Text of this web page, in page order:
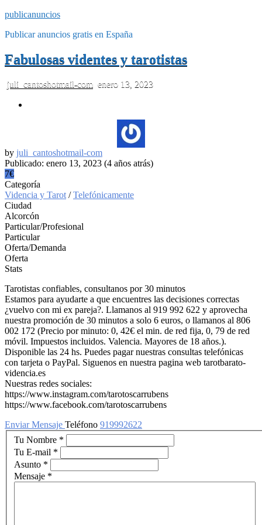
publicanuncios
Publicar anuncios gratis en España
Fabulosas videntes y tarotistas
juli_cantoshotmail-com enero 13, 2023
by juli_cantoshotmail-com
Publicado: enero 13, 2023 (4 años atrás)
7€
Categoría
Videncia y Tarot /Telefónicamente
Ciudad
Alcorcón
Particular/Profesional
Particular
Oferta/Demanda
Oferta
Stats
Tarotistas confiables, consultanos por 30 minutos
Estamos para ayudarte a que encuentres las decisiones correctas
¿vuelvo con mi ex pareja?. Llamanos al 919 992 622 y aprovecha
nuestra promoción de 30 minutos a solo 6 euros, o llamanos al 806
002 172 (Precio por minuto: 0, 42€ el min. de red fija, 0, 79 de red
móvil. Impuestos incluidos. Valencia. Mayores de 18 años.).
Disponible las 24 hs. Puedes pagar nuestras consultas telefónicas
con tarjeta o PayPal. Siguenos en nuestra pagina web tarotbarato-
videncia.es
Nuestras redes sociales:
https://www.instagram.com/tarotoscarrubens
https://www.facebook.com/tarotoscarrubens
Enviar Mensaje Teléfono 919992622
Tu Nombre *
Tu E-mail *
Asunto *
Mensaje *